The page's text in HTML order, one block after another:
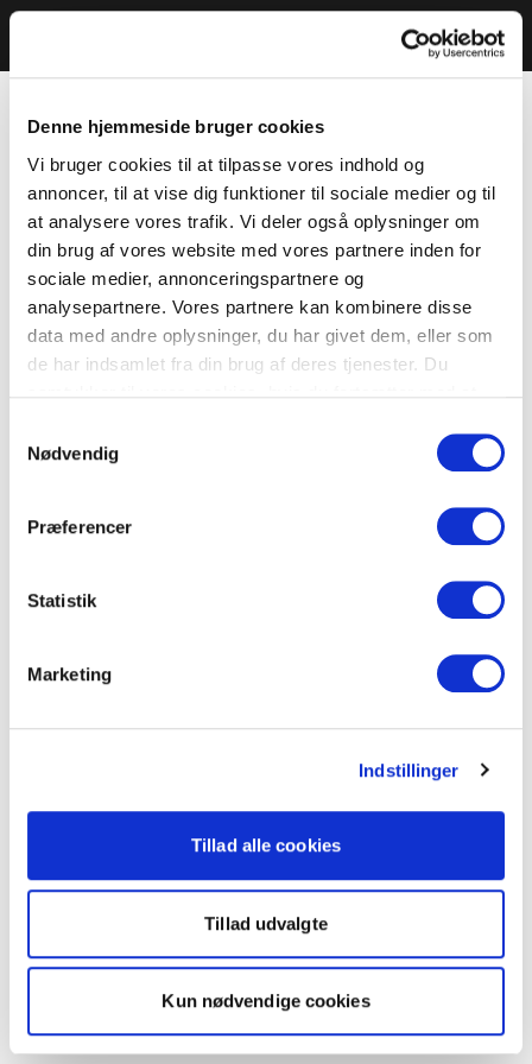
Denne hjemmeside bruger cookies
Vi bruger cookies til at tilpasse vores indhold og
annoncer, til at vise dig funktioner til sociale medier og til
at analysere vores trafik. Vi deler også oplysninger om
din brug af vores website med vores partnere inden for
sociale medier, annonceringspartnere og
analysepartnere. Vores partnere kan kombinere disse
data med andre oplysninger, du har givet dem, eller som
de har indsamlet fra din brug af deres tjenester. Du
Nødvendig
Præferencer
Statistik
Marketing
Indstillinger
Tillad alle cookies
Tillad udvalgte
Kun nødvendige cookies